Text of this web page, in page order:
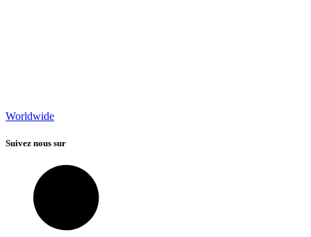
Worldwide
Suivez nous sur